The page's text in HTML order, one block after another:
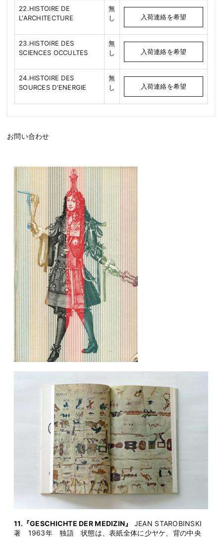
22.HISTOIRE DE
L'ARCHITECTURE
無
し
入荷連絡を希望
23.HISTOIRE DES
SCIENCES OCCULTES
無
し
入荷連絡を希望
24.HISTOIRE DES
SOURCES D'ENERGIE
無
し
入荷連絡を希望
お問い合わせ
11.『GESCHICHTE DER MEDIZIN』
JEAN STAROBINSKI
著 1963年 独語 状態は、表紙全体に少ヤケ、背の中央